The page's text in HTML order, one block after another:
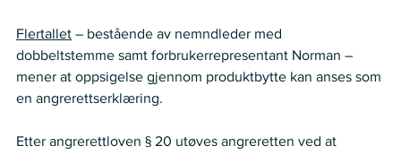
Flertallet – bestående av nemndleder med
dobbeltstemme samt forbrukerrepresentant Norman –
mener at oppsigelse gjennom produktbytte kan anses som
en angrerettserklæring.
Etter angrerettloven § 20 utøves angreretten ved at